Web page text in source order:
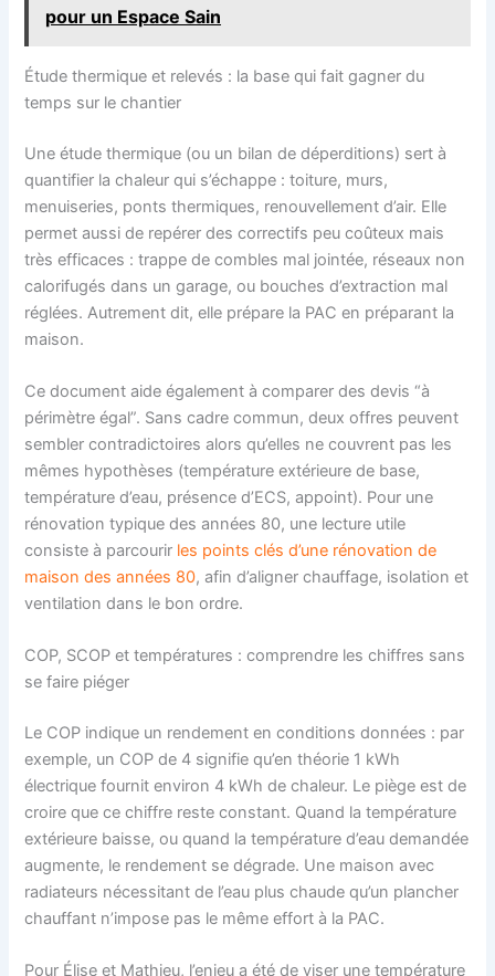
pour un Espace Sain
Étude thermique et relevés : la base qui fait gagner du
temps sur le chantier
Une étude thermique (ou un bilan de déperditions) sert à
quantifier la chaleur qui s’échappe : toiture, murs,
menuiseries, ponts thermiques, renouvellement d’air. Elle
permet aussi de repérer des correctifs peu coûteux mais
très efficaces : trappe de combles mal jointée, réseaux non
calorifugés dans un garage, ou bouches d’extraction mal
réglées. Autrement dit, elle prépare la PAC en préparant la
maison.
Ce document aide également à comparer des devis “à
périmètre égal”. Sans cadre commun, deux offres peuvent
sembler contradictoires alors qu’elles ne couvrent pas les
mêmes hypothèses (température extérieure de base,
température d’eau, présence d’ECS, appoint). Pour une
rénovation typique des années 80, une lecture utile
consiste à parcourir les points clés d’une rénovation de
maison des années 80, afin d’aligner chauffage, isolation et
ventilation dans le bon ordre.
COP, SCOP et températures : comprendre les chiffres sans
se faire piéger
Le COP indique un rendement en conditions données : par
exemple, un COP de 4 signifie qu’en théorie 1 kWh
électrique fournit environ 4 kWh de chaleur. Le piège est de
croire que ce chiffre reste constant. Quand la température
extérieure baisse, ou quand la température d’eau demandée
augmente, le rendement se dégrade. Une maison avec
radiateurs nécessitant de l’eau plus chaude qu’un plancher
chauffant n’impose pas le même effort à la PAC.
Pour Élise et Mathieu, l’enjeu a été de viser une température